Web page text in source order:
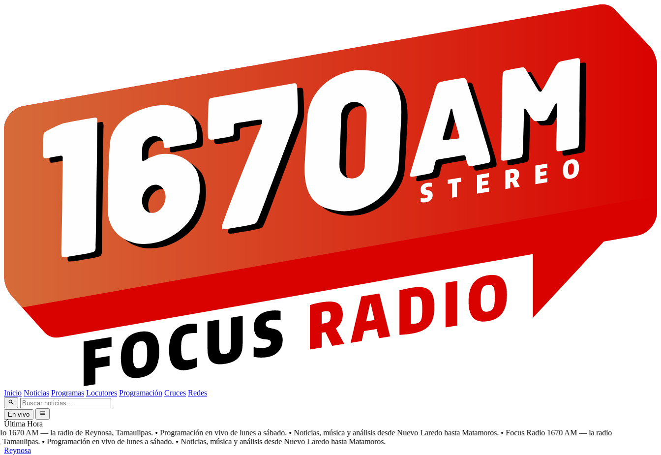
Inicio Noticias Programas Locutores Programación Cruces Redes
En vivo
Última Hora
AM — la radio de Reynosa, Tamaulipas. • Programación en vivo de lunes a sábado. • Noticias, música y análisis desde Nuevo Laredo hasta Matamoros. • Focus Radio 1670 AM — la radio
• Programación en vivo de lunes a sábado. • Noticias, música y análisis desde Nuevo Laredo hasta Matamoros.
Reynosa